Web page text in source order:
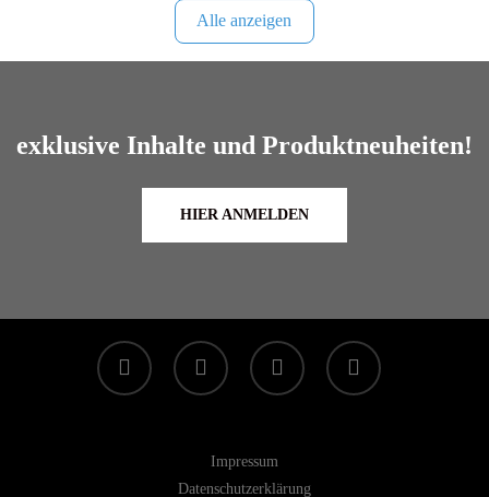
Alle anzeigen
exklusive Inhalte und Produktneuheiten!
HIER ANMELDEN
facebook linkedin youtube instagram
Impressum
Datenschutzerklärung